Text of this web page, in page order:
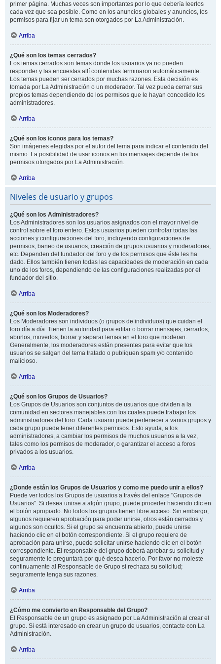
primer página. Muchas veces son importantes por lo que debería leerlos
cada vez que sea posible. Como en los anuncios globales y anuncios, los
permisos para fijar un tema son otorgados por La Administración.
Arriba
¿Qué son los temas cerrados?
Los temas cerrados son temas donde los usuarios ya no pueden
responder y las encuestas allí contenidas terminaron automáticamente.
Los temas pueden ser cerrados por muchas razones. Esta decisión es
tomada por La Administración o un moderador. Tal vez pueda cerrar sus
propios temas dependiendo de los permisos que le hayan concedido los
administradores.
Arriba
¿Qué son los iconos para los temas?
Son imágenes elegidas por el autor del tema para indicar el contenido del
mismo. La posibilidad de usar iconos en los mensajes depende de los
permisos otorgados por La Administración.
Arriba
Niveles de usuario y grupos
¿Qué son los Administradores?
Los Administradores son los usuarios asignados con el mayor nivel de
control sobre el foro entero. Estos usuarios pueden controlar todas las
acciones y configuraciones del foro, incluyendo configuraciones de
permisos, baneo de usuarios, creación de grupos usuarios y moderadores,
etc. Dependen del fundador del foro y de los permisos que éste les ha
dado. Ellos también tienen todas las capacidades de moderación en cada
uno de los foros, dependiendo de las configuraciones realizadas por el
fundador del sitio.
Arriba
¿Qué son los Moderadores?
Los Moderadores son individuos (o grupos de individuos) que cuidan el
foro día a día. Tienen la autoridad para editar o borrar mensajes, cerrarlos,
abrirlos, moverlos, borrar y separar temas en el foro que moderan.
Generalmente, los moderadores están presentes para evitar que los
usuarios se salgan del tema tratado o publiquen spam y/o contenido
malicioso.
Arriba
¿Qué son los Grupos de Usuarios?
Los Grupos de Usuarios son conjuntos de usuarios que dividen a la
comunidad en sectores manejables con los cuales puede trabajar los
administradores del foro. Cada usuario puede pertenecer a varios grupos y
cada grupo puede tener diferentes permisos. Esto ayuda, a los
administradores, a cambiar los permisos de muchos usuarios a la vez,
tales como los permisos de moderador, o garantizar el acceso a foros
privados a los usuarios.
Arriba
¿Donde están los Grupos de Usuarios y como me puedo unir a ellos?
Puede ver todos los Grupos de usuarios a través del enlace "Grupos de
Usuarios". Si desea unirse a algún grupo, puede proceder haciendo clic en
el botón apropiado. No todos los grupos tienen libre acceso. Sin embargo,
algunos requieren aprobación para poder unirse, otros están cerrados y
algunos son ocultos. Si el grupo se encuentra abierto, puede unirse
haciendo clic en el botón correspondiente. Si el grupo requiere de
aprobación para unirse, puede solicitar unirse haciendo clic en el botón
correspondiente. El responsable del grupo deberá aprobar su solicitud y
seguramente le preguntará por qué desea hacerlo. Por favor no moleste
continuamente al Responsable de Grupo si rechaza su solicitud;
seguramente tenga sus razones.
Arriba
¿Cómo me convierto en Responsable del Grupo?
El Responsable de un grupo es asignado por La Administración al crear el
grupo. Si está interesado en crear un grupo de usuarios, contacte con La
Administración.
Arriba